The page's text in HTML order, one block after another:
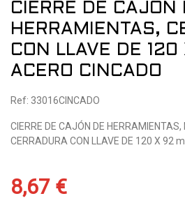
CIERRE DE CAJÓN
HERRAMIENTAS,
CON LLAVE DE
ACERO CINCADO
Ref: 33016CINCADO
CIERRE DE CAJÓN DE
CERRADURA CON LLAVE DE 120 X 92
8,67 €